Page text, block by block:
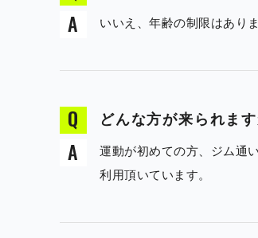
いいえ、年齢の制限はありま
どんな方が来られます
運動が初めての方、ジム通
利用頂いています。